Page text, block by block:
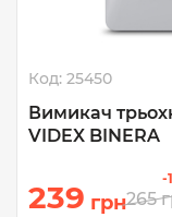
Код: 25450
Вимикач
VIDEX BINERA
239 грн
-
265